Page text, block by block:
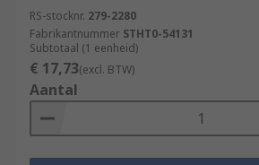
RS-stocknr. 279-2280
Fabrikantnummer STHT0-54131
Subtotaal (1 eenheid)
€ 17,73(excl. BTW)
Aantal